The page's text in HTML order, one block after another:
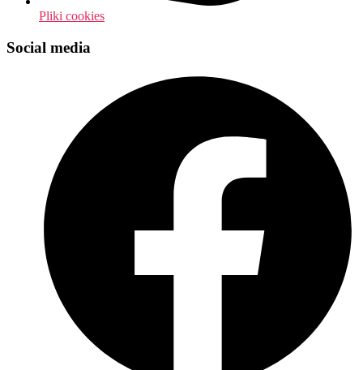
Pliki cookies
Social media